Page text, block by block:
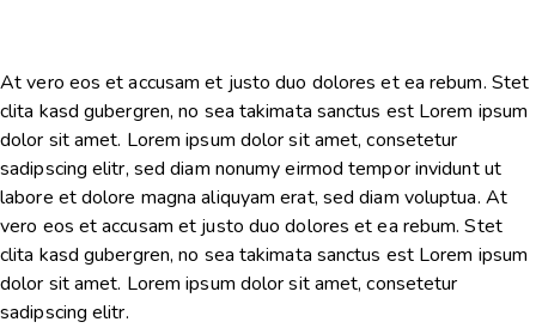
At vero eos et accusam et justo duo dolores et ea rebum. Stet
clita kasd gubergren, no sea takimata sanctus est Lorem ipsum
dolor sit amet. Lorem ipsum dolor sit amet, consetetur
sadipscing elitr, sed diam nonumy eirmod tempor invidunt ut
labore et dolore magna aliquyam erat, sed diam voluptua. At
vero eos et accusam et justo duo dolores et ea rebum. Stet
clita kasd gubergren, no sea takimata sanctus est Lorem ipsum
dolor sit amet. Lorem ipsum dolor sit amet, consetetur
sadipscing elitr.